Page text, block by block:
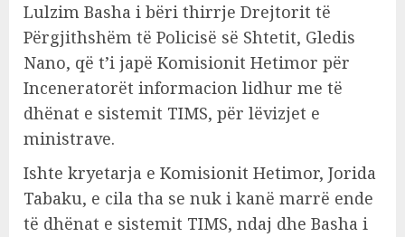
Lulzim Basha i bëri thirrje Drejtorit të
Përgjithshëm të Policisë së Shtetit, Gledis
Nano, që t’i japë Komisionit Hetimor për
Inceneratorët informacion lidhur me të
dhënat e sistemit TIMS, për lëvizjet e
ministrave.
Ishte kryetarja e Komisionit Hetimor, Jorida
Tabaku, e cila tha se nuk i kanë marrë ende
të dhënat e sistemit TIMS, ndaj dhe Basha i